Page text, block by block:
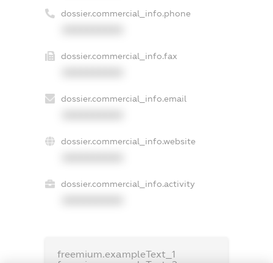
dossier.commercial_info.phone
dossier.commercial_info.fax
dossier.commercial_info.email
dossier.commercial_info.website
dossier.commercial_info.activity
freemium.exampleText_1